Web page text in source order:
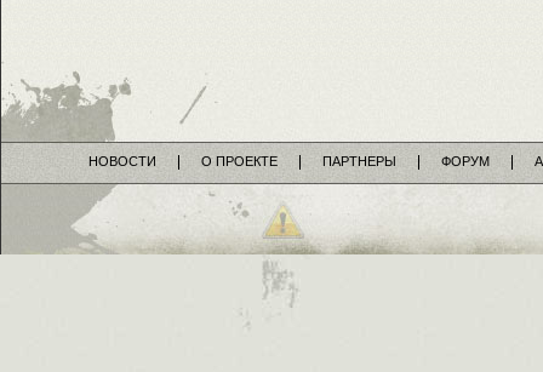
НОВОСТИ О ПРОЕКТЕ ПАРТНЕРЫ ФОРУМ